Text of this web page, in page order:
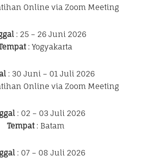
Online via Zoom Meeting
: 25 – 26 Juni 2026
: Yogyakarta
: 30 Juni – 01 Juli 2026
Online via Zoom Meeting
: 02 – 03 Juli 2026
Tempat: Batam
: 07 – 08 Juli 2026